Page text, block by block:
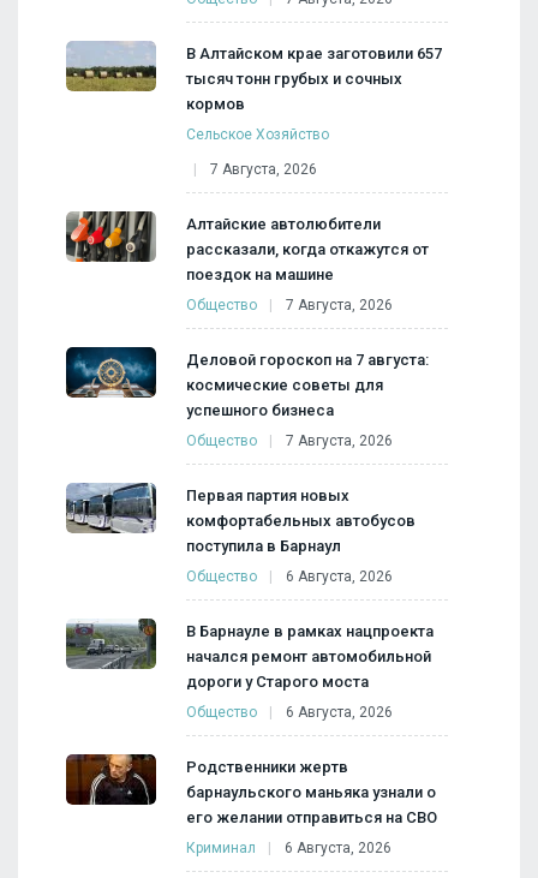
В Алтайском крае заготовили 657
тысяч тонн грубых и сочных
кормов
Сельское Хозяйство
7 Августа, 2026
Алтайские автолюбители
рассказали, когда откажутся от
поездок на машине
Общество 7 Августа, 2026
Деловой гороскоп на 7 августа:
космические советы для
успешного бизнеса
Общество 7 Августа, 2026
Первая партия новых
комфортабельных автобусов
поступила в Барнаул
Общество 6 Августа, 2026
В Барнауле в рамках нацпроекта
начался ремонт автомобильной
дороги у Старого моста
Общество 6 Августа, 2026
Родственники жертв
барнаульского маньяка узнали о
его желании отправиться на СВО
Криминал 6 Августа, 2026